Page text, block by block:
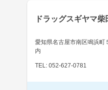
ドラッグスギヤマ柴
愛知県名古屋市南区鳴浜町
内
TEL: 052-627-0781